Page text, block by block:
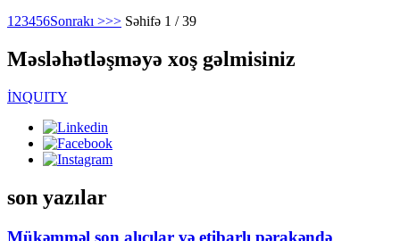
1 23456Sonrakı >>> Səhifə 1 / 39
Məsləhətləşməyə xoş gəlmisiniz
İNQUITY
son yazılar
Mükəmməl son alıcılar və etibarlı pərakəndə